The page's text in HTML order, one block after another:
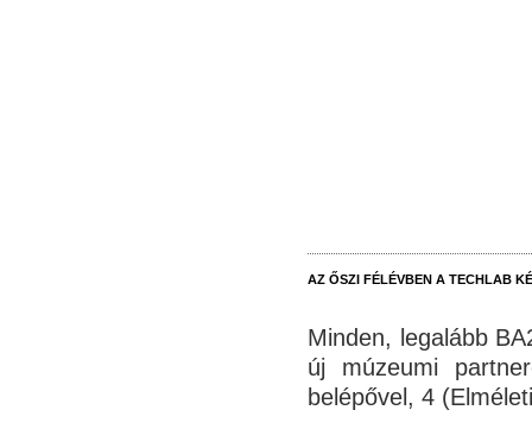
AZ ŐSZI FÉLÉVBEN A TECHLAB
Minden, legalább
új múzeumi
belépővel, 4